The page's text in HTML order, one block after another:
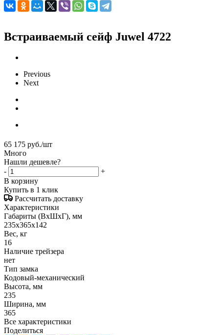
Встраиваемый сейф Juwel 4722
Previous
Next
65 175 руб./шт
Много
Нашли дешевле?
-
+
В корзину
Купить в 1 клик
Рассчитать доставку
Характеристики
Габариты (ВxШxГ), мм
235х365х142
Вес, кг
16
Наличие трейзера
нет
Тип замка
Кодовый-механический
Высота, мм
235
Ширина, мм
365
Все характеристики
Поделиться